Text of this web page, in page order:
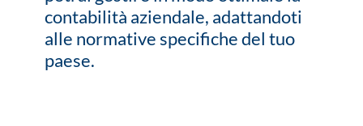
contabilità aziendale, adattandoti
alle normative specifiche del tuo
paese.